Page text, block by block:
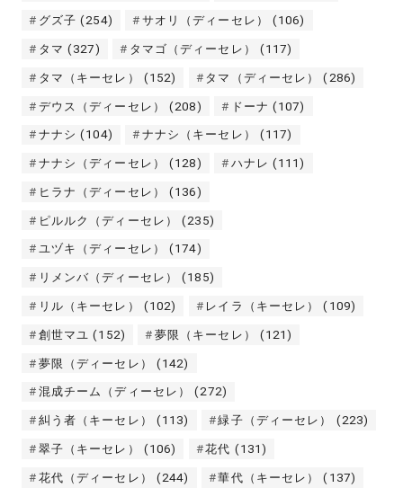
グズ子 (254) サオリ（ディーセレ） (106)
タマ (327) タマゴ（ディーセレ） (117)
タマ（キーセレ） (152) タマ（ディーセレ） (286)
デウス（ディーセレ） (208) ドーナ (107)
ナナシ (104) ナナシ（キーセレ） (117)
ナナシ（ディーセレ） (128) ハナレ (111)
ヒラナ（ディーセレ） (136)
ピルルク（ディーセレ） (235)
ユヅキ（ディーセレ） (174)
リメンバ（ディーセレ） (185)
リル（キーセレ） (102) レイラ（キーセレ） (109)
創世マユ (152) 夢限（キーセレ） (121)
夢限（ディーセレ） (142)
混成チーム（ディーセレ） (272)
糾う者（キーセレ） (113) 緑子（ディーセレ） (223)
翠子（キーセレ） (106) 花代 (131)
花代（ディーセレ） (244) 華代（キーセレ） (137)